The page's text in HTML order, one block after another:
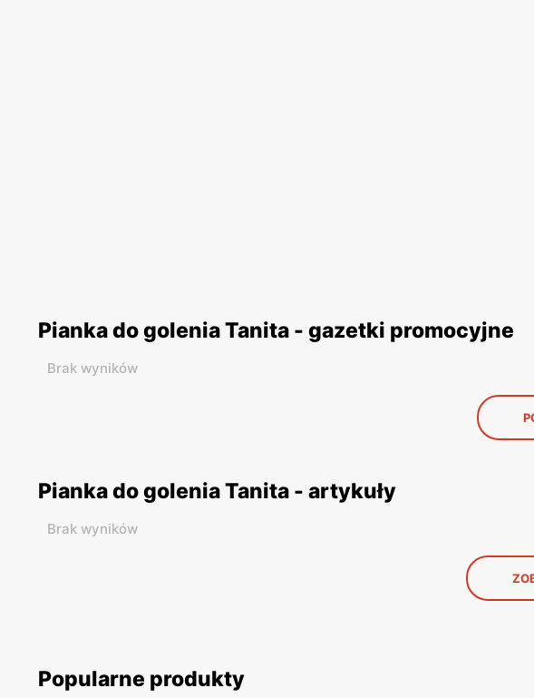
Pianka do golenia Tanita - gazetki promocyjne
Brak wyników
Pianka do golenia Tanita - artykuły
Brak wyników
Popularne produkty